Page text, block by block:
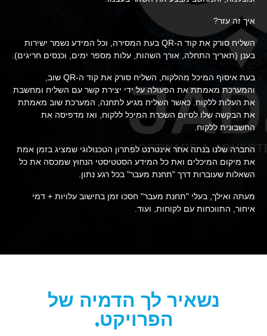
איך זה עזר?
השליח סורק את קוד ה-QR בעת המסירה, וכל המידע נשמר ישירות
בענן (תאריך התחלה, אורך השהות, עלות מספר ימים, וכנסים חריגים).
בעת איסוף המיכל מהלקוח, השליח סורק את קוד ה-QR שוב,
והמערכת מאמתת את הפעולה על ידי יצירת קשר עם השליח ומחשבת
את העלות ללקוח. כאשר השליח מגיע לתחנה, המערכת שוב מאמתת
את הבקשה שלו לסיום השכרת המיכל ללקוח, ואז מדפיסה את
החשבונית ללקוח.
החברה שלנו בנתה אתר אינטרנט לפתרון הטכנולוגי שמציג בזמן אמת
את מיקום המיכלים ואת כל המידע הסטטיסטי הנחוץ שמכסה את כל
השאלות שעוברות דרך "תחנת מעבר" בכל רגע נתון.
מעתה ואילך, בעלי "תחנת מעבר" חסכו זמן בחישוב עלויות + דמי
איחור, התווכחות עם לקוחות, ועוד.
נשאיר לך הדמיה של
הפרויקט.